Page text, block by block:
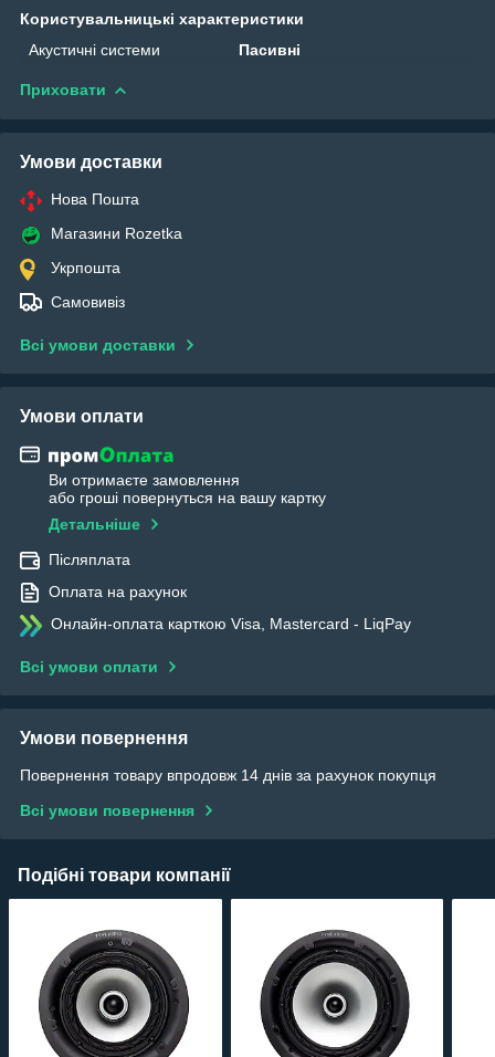
Користувальницькі характеристики
Акустичні системи
Пасивні
Приховати
Умови доставки
Нова Пошта
Магазини Rozetka
Укрпошта
Самовивіз
Всі умови доставки
Умови оплати
Ви отримаєте замовлення
або гроші повернуться на вашу картку
Детальніше
Післяплата
Оплата на рахунок
Онлайн-оплата карткою Visa, Mastercard - LiqPay
Всі умови оплати
Умови повернення
Повернення товару впродовж 14 днів за рахунок покупця
Всі умови повернення
Подібні товари компанії